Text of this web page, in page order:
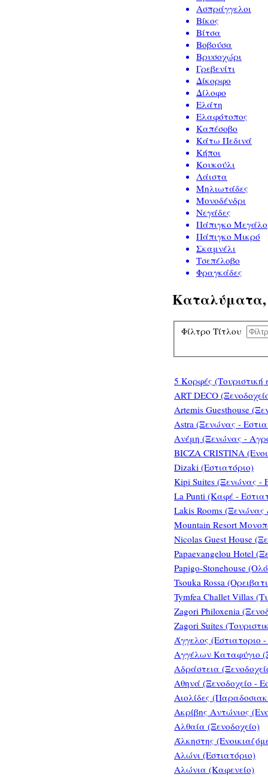
Ασπράγγελοι
Βίκος
Βίτσα
Βοβούσα
Βρυσοχώρι
Γρεβενίτι
Δίκορφο
Δίλοφο
Ελάτη
Ελαφότοπος
Καπέσοβο
Κάτω Πεδινά
Κήποι
Κουκούλι
Λάιστα
Μηλιωτάδες
Μονοδένδρι
Νεγάδες
Πάπιγκο Μεγάλο
Πάπιγκο Μικρό
Σκαμνέλι
Τσεπέλοβο
Φραγκάδες
Καταλύματα,
Φίλτρο Τίτλου
5 Κορφές
ART DECO
Artemis Guesthouse
Astra (Ξενώνας -
Aνέμη (Ξενώνας -
BICZA CRISTINA
Dizaki (Εστιατόριο)
Kipi Suites (Ξενώνας -
La Punti (Καφέ -
Lakis Rooms
Mountain Resort
Nicolas Guest House
Papaevangelou Hotel
Papigo-Stonehouse
Tsouka Rossa
Tymfea Challet Villas
Zagori Philoxenia
Zagori Suites
Άγγελος (Εστιατοριο
Αγγέλων Καταφύγιο
Αδράστεια
Αθηνά (Ξενοδοχείο -
Αιολίδες
Ακρίβης Αντώνιος
Αλθαία (Ξενοδοχείο)
Άλκηστης
Αλώνι (Εστιατόριο)
Αλώνια (Καφενείο)